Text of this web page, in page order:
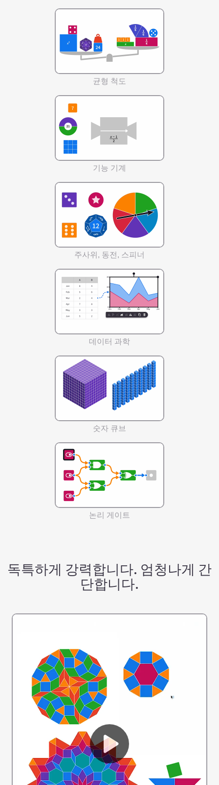
균형 척도
기능 기계
주사위, 동전, 스피너
데이터 과학
숫자 큐브
논리 게이트
독특하게 강력합니다. 엄청나게 간
단합니다.